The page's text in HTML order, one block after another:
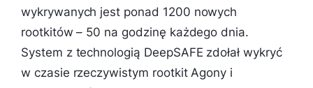
wykrywanych jest ponad 1200 nowych
rootkitów – 50 na godzinę każdego dnia.
System z technologią DeepSAFE zdołał wykryć
w czasie rzeczywistym rootkit Agony i